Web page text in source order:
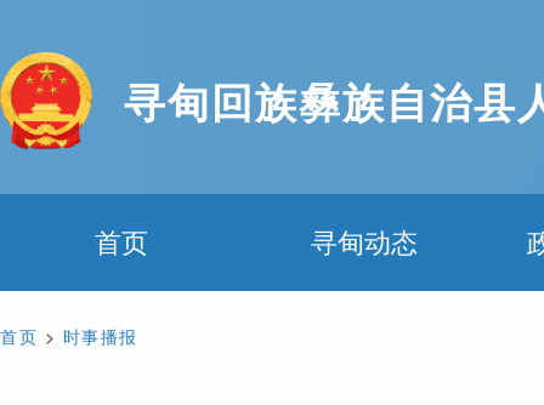
寻甸回族彝族自治县
首页 寻甸动态
首页 > 时事播报